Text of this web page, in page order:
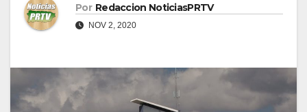
Por Redaccion NoticiasPRTV
NOV 2, 2020